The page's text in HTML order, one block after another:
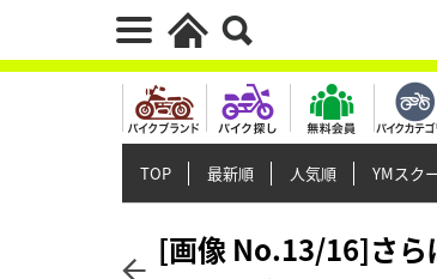
TOP 最新順 人気順 YMスク
[画像 No.13/16]さら